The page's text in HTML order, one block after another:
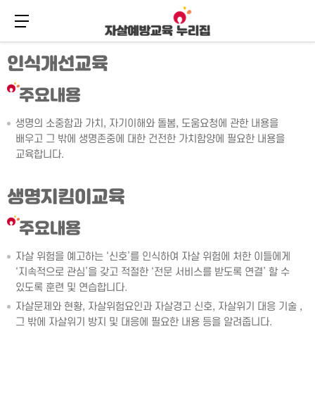
주
메
뉴
바
기
본
문
바
로
메뉴 버튼
인식개선교육
주요내용
생명의 소중함과 가치, 자기이해와 돌봄, 도움요청에 관한 내용을
배우고 그 밖에 생명존중에 대한 건전한 가치함양에 필요한 내용을
교육합니다.
생명지킴이교육
주요내용
자살 위험을 예고하는 ‘신호’를 인식하여 자살 위험에 처한 이들에게
‘지속적으로 관심’을 갖고 적절한 ‘전문 서비스를 받도록 연결’ 할 수
있도록 훈련 및 연습합니다.
자살문제와 현황, 자살위험요인과 자살경고 신호, 자살위기 대응 기술 ,
그 밖에 자살위기 방지 및 대응에 필요한 내용 등을 알려줍니다.